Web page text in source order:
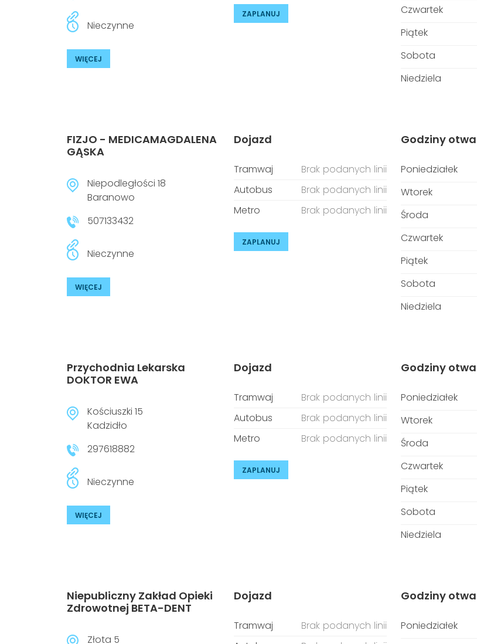
Nieczynne
WIĘCEJ
ZAPLANUJ
Czwartek
Piątek
Sobota
Niedziela
FIZJO - MEDICAMAGDALENA
GĄSKA
Niepodległości 18
Baranowo
507133432
Nieczynne
WIĘCEJ
Dojazd
Tramwaj
Brak podanych linii
Autobus
Brak podanych linii
Metro
Brak podanych linii
ZAPLANUJ
Godziny
Poniedziałek
Wtorek
Środa
Czwartek
Piątek
Sobota
Niedziela
Przychodnia Lekarska
DOKTOR EWA
Kościuszki 15
Kadzidło
297618882
Nieczynne
WIĘCEJ
Dojazd
Tramwaj
Brak podanych linii
Autobus
Brak podanych linii
Metro
Brak podanych linii
ZAPLANUJ
Godziny
Poniedziałek
Wtorek
Środa
Czwartek
Piątek
Sobota
Niedziela
Niepubliczny Zakład Opieki
Zdrowotnej BETA-DENT
Złota 5
Dojazd
Tramwaj
Brak podanych linii
Godziny
Poniedziałek